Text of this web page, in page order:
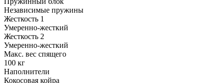
Независимые пружины
Жесткость 1
Умеренно-жесткий
Жесткость 2
Умеренно-жесткий
Макс. вес спящего
100 кг
Наполнители
Кокосовая койра